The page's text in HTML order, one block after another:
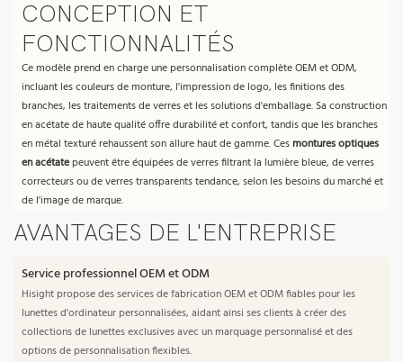
CONCEPTION ET
FONCTIONNALITÉS
Ce modèle prend en charge une personnalisation complète OEM et ODM,
incluant les couleurs de monture, l'impression de logo, les finitions des
branches, les traitements de verres et les solutions d'emballage. Sa construction
en acétate de haute qualité offre durabilité et confort, tandis que les branches
en métal texturé rehaussent son allure haut de gamme. Cesmontures optiques
en acétatepeuvent être équipées de verres filtrant la lumière bleue, de verres
correcteurs ou de verres transparents tendance, selon les besoins du marché et
de l'image de marque.
AVANTAGES DE L'ENTREPRISE
Service professionnel OEM et ODM
Hisight propose des services de fabrication OEM et ODM fiables pour les
lunettes d'ordinateur personnalisées, aidant ainsi ses clients à créer des
collections de lunettes exclusives avec un marquage personnalisé et des
options de personnalisation flexibles.